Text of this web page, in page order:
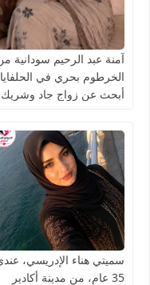
آمنة عبد الرحيم سودانية
الخرطوم بحري في الحلفايا
أبحث عن زواج جاد وشريك
سميتي هناء الإدريسي،
35 عام، من مدينة أكادير